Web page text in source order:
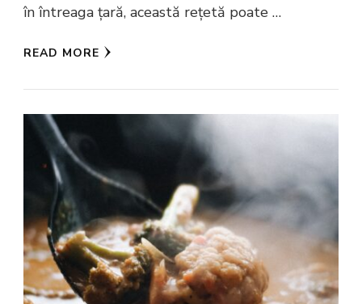
în întreaga țară, această rețetă poate …
READ MORE